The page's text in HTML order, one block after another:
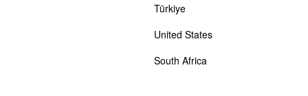
Türkiye
United States
South Africa